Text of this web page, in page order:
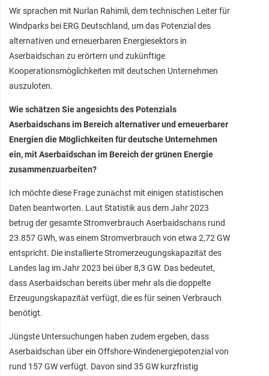
Wir sprachen mit Nurlan Rahimli, dem technischen Leiter für
Windparks bei ERG Deutschland, um das Potenzial des
alternativen und erneuerbaren Energiesektors in
Aserbaidschan zu erörtern und zukünftige
Kooperationsmöglichkeiten mit deutschen Unternehmen
auszuloten.
Wie schätzen Sie angesichts des Potenzials
Aserbaidschans im Bereich alternativer und erneuerbarer
Energien die Möglichkeiten für deutsche Unternehmen
ein, mit Aserbaidschan im Bereich der grünen Energie
zusammenzuarbeiten?
Ich möchte diese Frage zunächst mit einigen statistischen
Daten beantworten. Laut Statistik aus dem Jahr 2023
betrug der gesamte Stromverbrauch Aserbaidschans rund
23.857 GWh, was einem Stromverbrauch von etwa 2,72 GW
entspricht. Die installierte Stromerzeugungskapazität des
Landes lag im Jahr 2023 bei über 8,3 GW. Das bedeutet,
dass Aserbaidschan bereits über mehr als die doppelte
Erzeugungskapazität verfügt, die es für seinen Verbrauch
benötigt.
Jüngste Untersuchungen haben zudem ergeben, dass
Aserbaidschan über ein Offshore-Windenergiepotenzial von
rund 157 GW verfügt. Davon sind 35 GW kurzfristig